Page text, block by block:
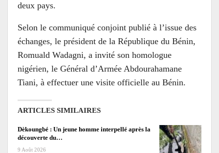
deux pays.
Selon le communiqué conjoint publié à l’issue des
échanges, le président de la République du Bénin,
Romuald Wadagni, a invité son homologue
nigérien, le Général d’Armée Abdourahamane
Tiani, à effectuer une visite officielle au Bénin.
ARTICLES SIMILAIRES
Dèkoungbé : Un jeune homme interpellé après la
découverte du…
9 Août 2026